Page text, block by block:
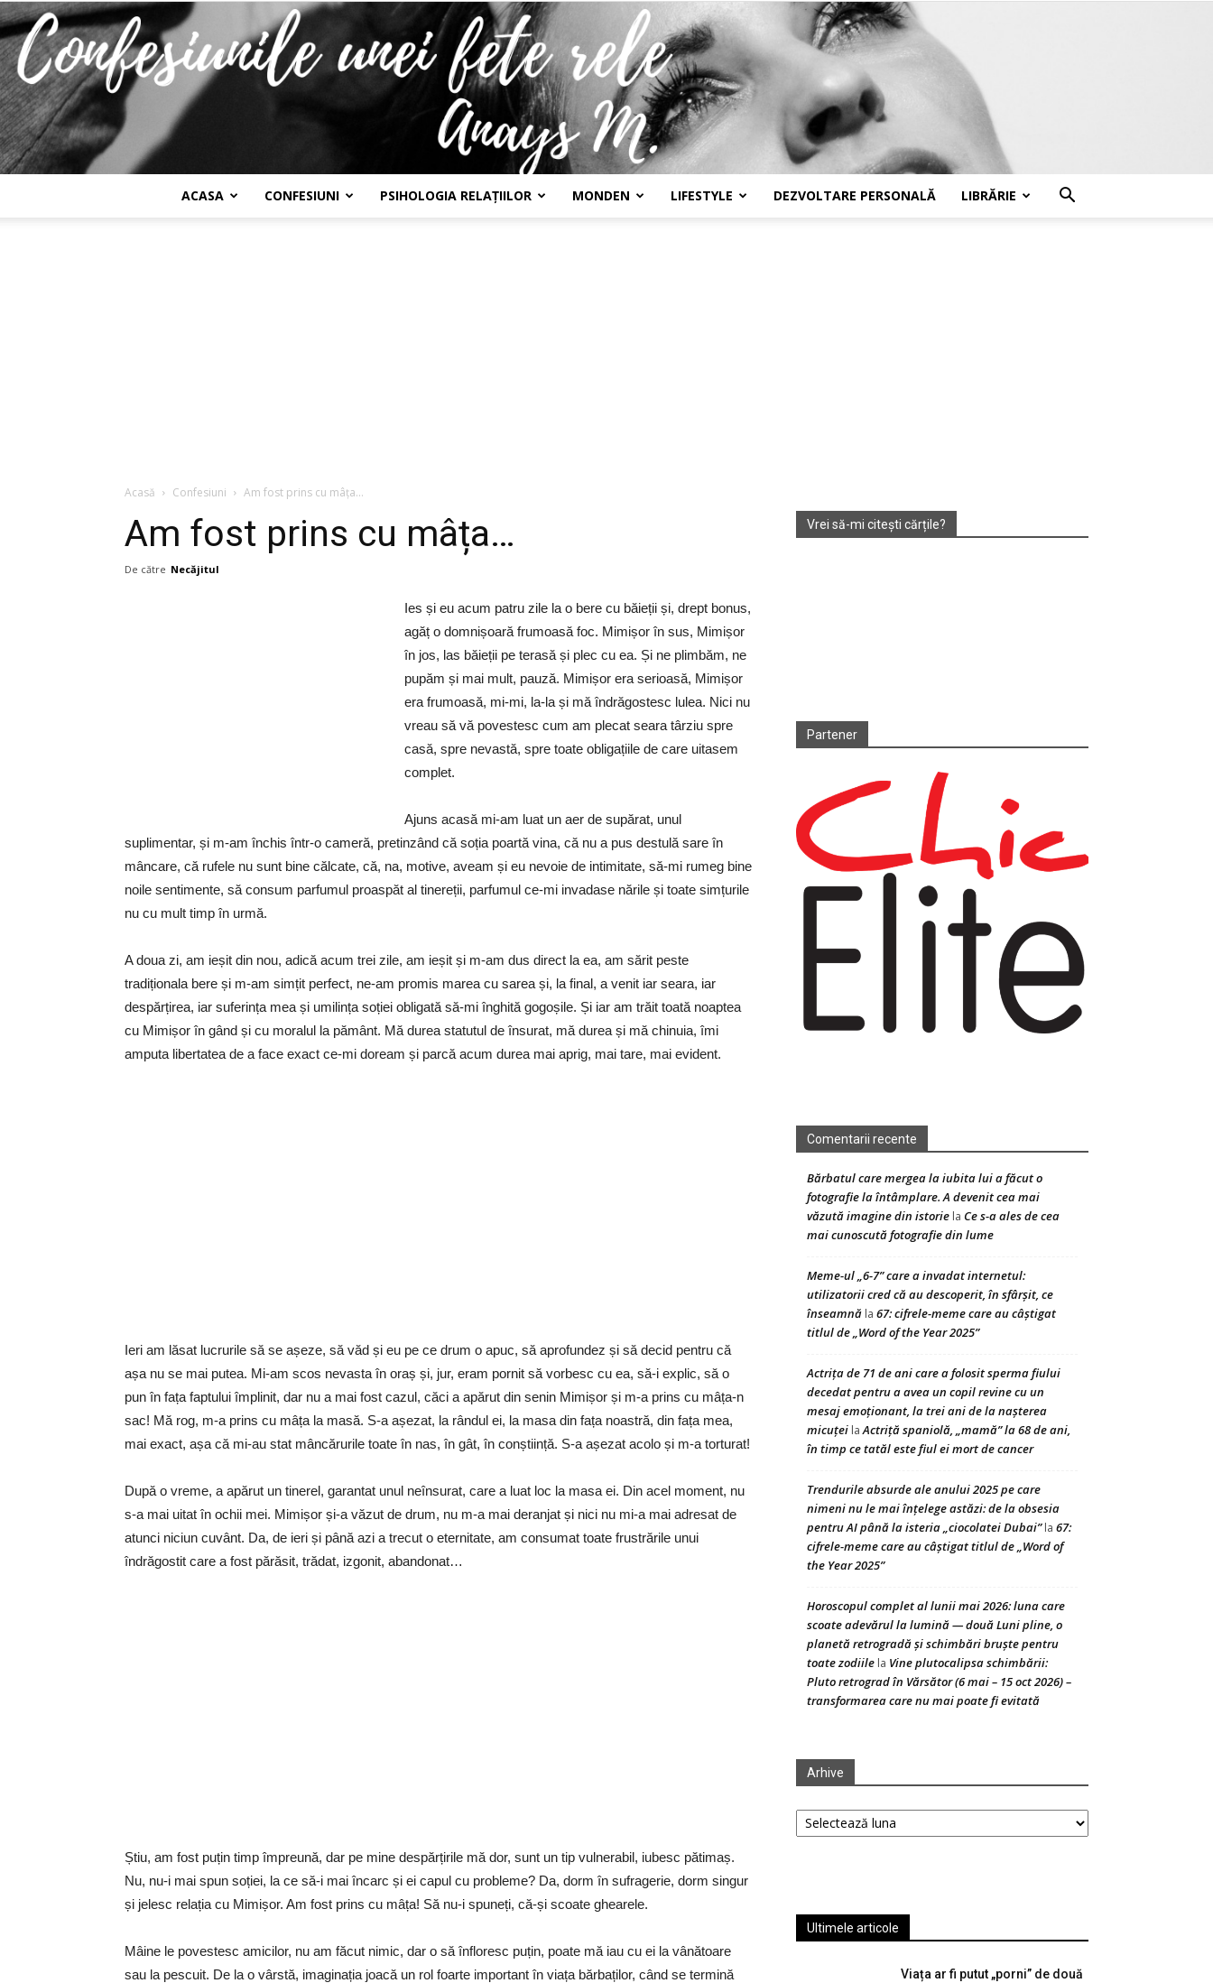
ACASA CONFESIUNI PSIHOLOGIA RELAȚIILOR MONDEN LIFESTYLE DEZVOLTARE PERSONALĂ LIBRĂRIE
Acasă Confesiuni Am fost prins cu mâța…
Am fost prins cu mâța…
De către Necăjitul
Ies și eu acum patru zile la o bere cu băieții și, drept bonus,
agăț o domnișoară frumoasă foc. Mimișor în sus, Mimișor
în jos, las băieții pe terasă și plec cu ea. Și ne plimbăm, ne
pupăm și mai mult, pauză. Mimișor era serioasă, Mimișor
era frumoasă, mi-mi, la-la și mă îndrăgostesc lulea. Nici nu
vreau să vă povestesc cum am plecat seara târziu spre
casă, spre nevastă, spre toate obligațiile de care uitasem
complet.
Ajuns acasă mi-am luat un aer de supărat, unul
suplimentar, și m-am închis într-o cameră, pretinzând că soția poartă vina, că nu a pus destulă sare în
mâncare, că rufele nu sunt bine călcate, că, na, motive, aveam și eu nevoie de intimitate, să-mi rumeg bine
noile sentimente, să consum parfumul proaspăt al tinereții, parfumul ce-mi invadase nările și toate simțurile
nu cu mult timp în urmă.
A doua zi, am ieșit din nou, adică acum trei zile, am ieșit și m-am dus direct la ea, am sărit peste
tradiționala bere și m-am simțit perfect, ne-am promis marea cu sarea și, la final, a venit iar seara, iar
despărțirea, iar suferința mea și umilința soției obligată să-mi înghită gogoșile. Și iar am trăit toată noaptea
cu Mimișor în gând și cu moralul la pământ. Mă durea statutul de însurat, mă durea și mă chinuia, îmi
amputa libertatea de a face exact ce-mi doream și parcă acum durea mai aprig, mai tare, mai evident.
Ieri am lăsat lucrurile să se așeze, să văd și eu pe ce drum o apuc, să aprofundez și să decid pentru că
așa nu se mai putea. Mi-am scos nevasta în oraș și, jur, eram pornit să vorbesc cu ea, să-i explic, să o
pun în fața faptului împlinit, dar nu a mai fost cazul, căci a apărut din senin Mimișor și m-a prins cu mâța-n
sac! Mă rog, m-a prins cu mâța la masă. S-a așezat, la rândul ei, la masa din fața noastră, din fața mea,
mai exact, așa că mi-au stat mâncărurile toate în nas, în gât, în conștiință. S-a așezat acolo și m-a torturat!
După o vreme, a apărut un tinerel, garantat unul neînsurat, care a luat loc la masa ei. Din acel moment, nu
s-a mai uitat în ochii mei. Mimișor și-a văzut de drum, nu m-a mai deranjat și nici nu mi-a mai adresat de
atunci niciun cuvânt. Da, de ieri și până azi a trecut o eternitate, am consumat toate frustrările unui
îndrăgostit care a fost părăsit, trădat, izgonit, abandonat…
Știu, am fost puțin timp împreună, dar pe mine despărțirile mă dor, sunt un tip vulnerabil, iubesc pătimaș.
Nu, nu-i mai spun soției, la ce să-i mai încarc și ei capul cu probleme? Da, dorm în sufragerie, dorm singur
și jelesc relația cu Mimișor. Am fost prins cu mâța! Să nu-i spuneți, că-și scoate ghearele.
Mâine le povestesc amicilor, nu am făcut nimic, dar o să înfloresc puțin, poate mă iau cu ei la vânătoare
sau la pescuit. De la o vârstă, imaginația joacă un rol foarte important în viața bărbaților, când se termină
Vrei să-mi citești cărțile?
Partener
Comentarii recente
Bărbatul care mergea la iubita lui a făcut o
fotografie la întâmplare. A devenit cea mai
văzută imagine din istorie la Ce s-a ales de cea
mai cunoscută fotografie din lume
Meme-ul „6-7” care a invadat internetul:
utilizatorii cred că au descoperit, în sfârșit, ce
înseamnă la 67: cifrele-meme care au câștigat
titlul de „Word of the Year 2025”
Actrița de 71 de ani care a folosit sperma fiului
decedat pentru a avea un copil revine cu un
mesaj emoționant, la trei ani de la nașterea
micuței laActriță spaniolă, „mamă” la 68 de ani,
în timp ce tatăl este fiul ei mort de cancer
Trendurile absurde ale anului 2025 pe care
nimeni nu le mai înțelege astăzi: de la obsesia
pentru AI până la isteria „ciocolatei Dubai”la 67:
cifrele-meme care au câștigat titlul de „Word of
the Year 2025”
Horoscopul complet al lunii mai 2026: luna care
scoate adevărul la lumină — două Luni pline, o
planetă retrogradă și schimbări bruște pentru
toate zodiile la Vine plutocalipsa schimbării:
Pluto retrograd în Vărsător (6 mai – 15 oct 2026) –
transformarea care nu mai poate fi evitată
Arhive
Arhive
Ultimele articole
Viața ar fi putut „porni” de două